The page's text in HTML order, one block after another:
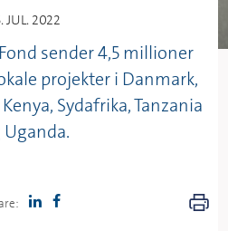
JUL. 2022
sender 4,5 millioner
projekter i Danmark,
Sydafrika, Tanzania
Uganda.